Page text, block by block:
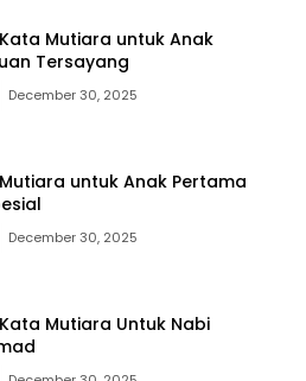
Mutiara untuk Anak
Tersayang
December 30, 2025
untuk Anak Pertama
December 30, 2025
Mutiara Untuk Nabi